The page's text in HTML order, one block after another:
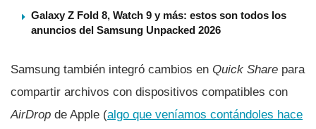
Galaxy Z Fold 8, Watch 9 y más: estos son todos los
anuncios del Samsung Unpacked 2026
Samsung también integró cambios en Quick Share para
compartir archivos con dispositivos compatibles con
AirDrop de Apple (algo que veníamos contándoles hace